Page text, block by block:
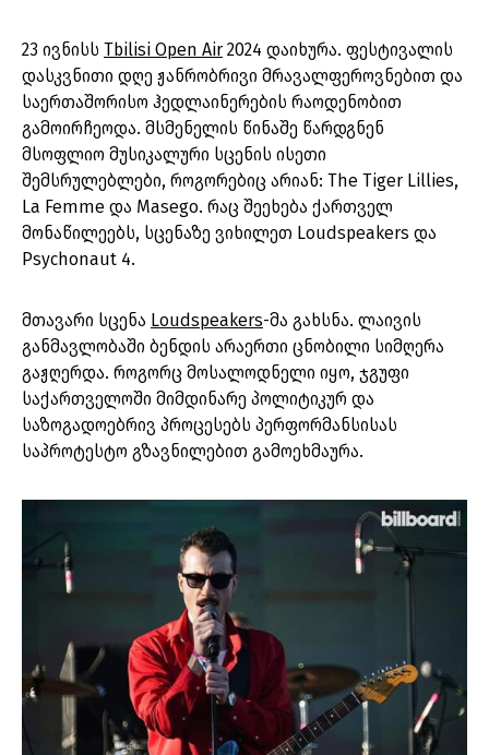
23 ივნისს Tbilisi Open Air 2024 დაიხურა. ფესტივალის
დასკვნითი დღე ჟანრობრივი მრავალფეროვნებით და
საერთაშორისო ჰედლაინერების რაოდენობით
გამოირჩეოდა. მსმენელის წინაშე წარდგნენ
მსოფლიო მუსიკალური სცენის ისეთი
შემსრულებლები, როგორებიც არიან: The Tiger Lillies,
La Femme და Masego. რაც შეეხება ქართველ
მონაწილეებს, სცენაზე ვიხილეთ Loudspeakers და
Psychonaut 4.
მთავარი სცენა Loudspeakers-მა გახსნა. ლაივის
განმავლობაში ბენდის არაერთი ცნობილი სიმღერა
გაჟღერდა. როგორც მოსალოდნელი იყო, ჯგუფი
საქართველოში მიმდინარე პოლიტიკურ და
საზოგადოებრივ პროცესებს პერფორმანსისას
საპროტესტო გზავნილებით გამოეხმაურა.